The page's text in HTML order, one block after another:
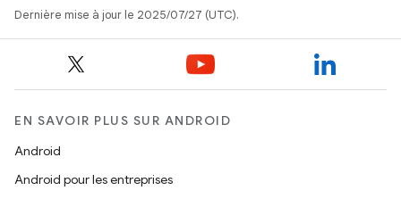
Dernière mise à jour le 2025/07/27 (UTC).
EN SAVOIR PLUS SUR ANDROID
Android
Android pour les entreprises